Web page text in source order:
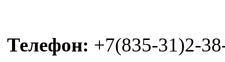
Телефон: +7(835-31)2-